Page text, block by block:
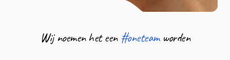
Wij noemen het een #oneteam worden